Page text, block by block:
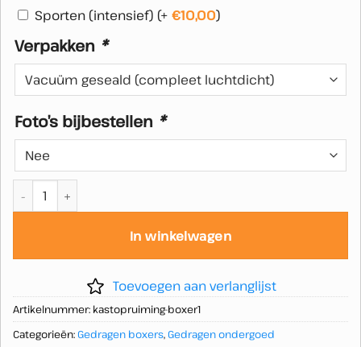
Sporten (intensief) (+ €10,00)
Verpakken *
Foto’s bijbestellen *
Kastopruiming - Gedragen boxershorts aantal
In winkelwagen
Toevoegen aan verlanglijst
Artikelnummer: kastopruiming-boxer1
Categorieën:Gedragen boxers,Gedragen ondergoed